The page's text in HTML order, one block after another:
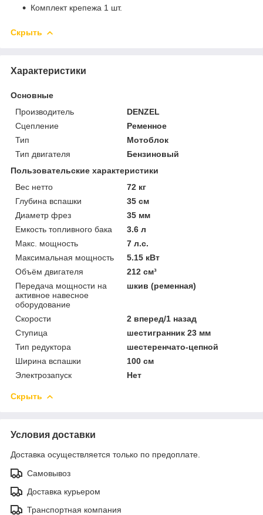
Комплект крепежа 1 шт.
Скрыть
Характеристики
Основные
Производитель
DENZEL
Сцепление
Ременное
Тип
Мотоблок
Тип двигателя
Бензиновый
Пользовательские характеристики
Вес нетто
72 кг
Глубина вспашки
35 см
Диаметр фрез
35 мм
Емкость топливного бака
3.6 л
Макс. мощность
7 л.с.
Максимальная мощность
5.15 кВт
Объём двигателя
212 см³
Передача мощности на
активное навесное
оборудование
шкив (ременная)
Скорости
2 вперед/1 назад
Ступица
шестигранник 23 мм
Тип редуктора
шестеренчато-цепной
Ширина вспашки
100 см
Электрозапуск
Нет
Скрыть
Условия доставки
Доставка осуществляется только по предоплате.
Самовывоз
Доставка курьером
Транспортная компания